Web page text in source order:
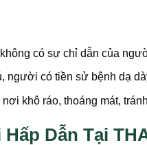
có sự chỉ dẫn của
người có tiền sử bệnh dạ
khô ráo, thoáng mát,
Dẫn Tại